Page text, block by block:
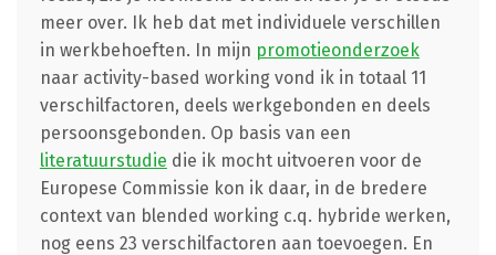
meer over. Ik heb dat met individuele verschillen
in werkbehoeften. In mijn promotieonderzoek
naar activity-based working vond ik in totaal 11
verschilfactoren, deels werkgebonden en deels
persoonsgebonden. Op basis van een
literatuurstudie die ik mocht uitvoeren voor de
Europese Commissie kon ik daar, in de bredere
context van blended working c.q. hybride werken,
nog eens 23 verschilfactoren aan toevoegen. En